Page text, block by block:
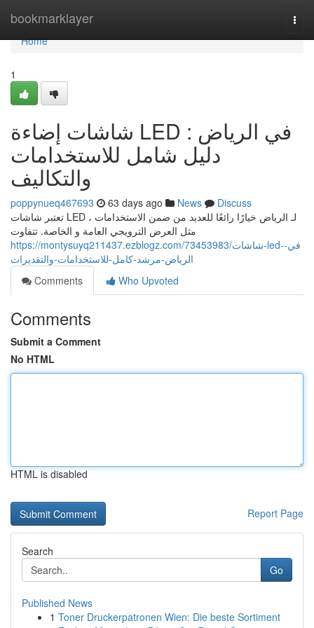
bookmarklayer
Home
Home
1
شاشات إضاءة LED في الرياض :
دليل شامل للاستخدامات
والتكاليف
poppynueq467693 63 days ago News
Discuss
تعتبر شاشات LED لـ الرياض خيارًا رائعًا للعديد من ضمن الاستخدامات ،
مثل العرض الترويجي العامة و الخاصة. تتفاوت
https://montysuyq211437.ezblogz.com/73453983/شاشات-led-في-
الرياض-مرشد-كامل-للاستخدامات-والتقديرات
Comments
Who Upvoted
Comments
Submit a Comment
No HTML
HTML is disabled
Report Page
Search
Go
Published News
1 Toner Druckerpatronen Wien: Die beste Sortiment